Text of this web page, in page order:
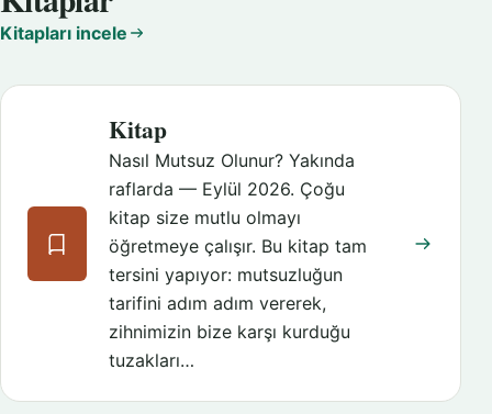
Kitapları incele
Kitap
Nasıl Mutsuz Olunur? Yakında
raflarda — Eylül 2026. Çoğu
kitap size mutlu olmayı
öğretmeye çalışır. Bu kitap tam
tersini yapıyor: mutsuzluğun
tarifini adım adım vererek,
zihnimizin bize karşı kurduğu
tuzakları…